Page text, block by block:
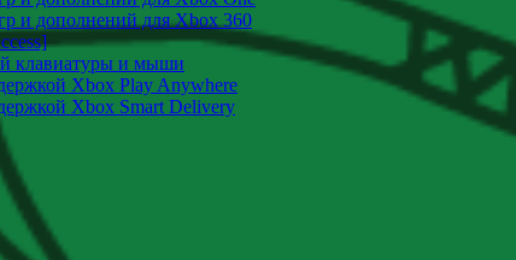
и дополнений для Xbox 360
клавиатуры и мыши
Xbox Play Anywhere
Xbox Smart Delivery